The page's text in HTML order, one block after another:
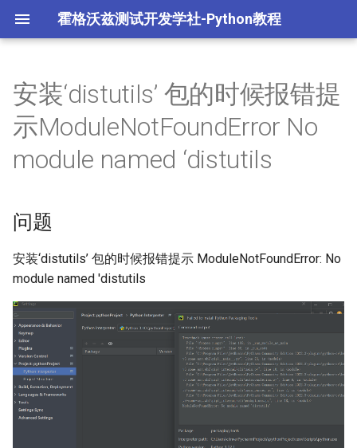
霍格沃兹测试开发学社-Python教程
L1.Python语法与数据结构 1.1 Python 介绍与环境配置
环境配置阶段练习
1.3 Python 数据类型
1.4 Python 运算符
数据类型与运算符阶段练
习
1.5 Python 数据结构
数据结构阶段练习
L2.Python面向对象编程
2.1 Python 高级语法
Python 高级语法阶段练习
模块
sys模块
os模块
datetime模块
正则表达式
L4.Python高级编程
多任务编程
多任务进程编程
网络编程
数据库操作
yaml文件处理
dataclass
L5.AIGC 编程智能体
字节跳动 TRAE 自动编码
体
opencode 编程智能体
Python面试重点
面试重点
安装‘distutils’ 包的时候报错提
示ModuleNotFoundError No
module named ‘distutils
问题
安装‘distutils’ 包的时候报错提示 ModuleNotFoundError: No
module named 'distutils